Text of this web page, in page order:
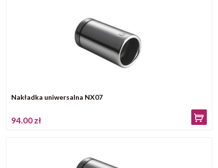
Nakładka uniwersalna NX07
94.00 zł